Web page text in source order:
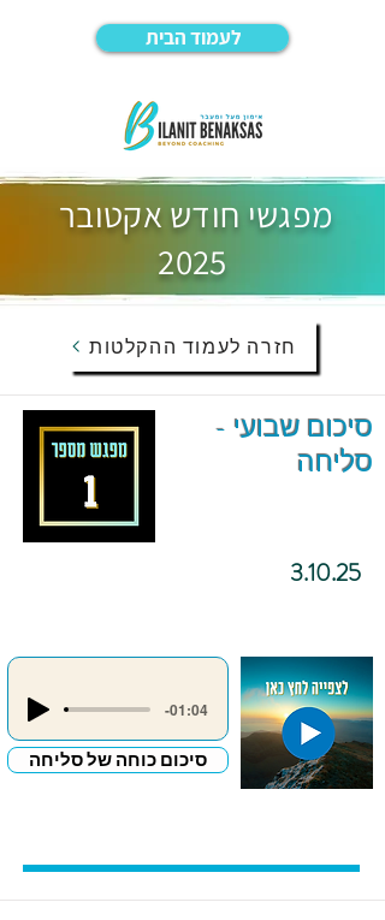
לעמוד הבית
מפגשי חודש אקטובר
2025
חזרה לעמוד ההקלטות
סיכום שבועי -
סליחה
3.10.25
-01:04
סיכום כוחה של סליחה